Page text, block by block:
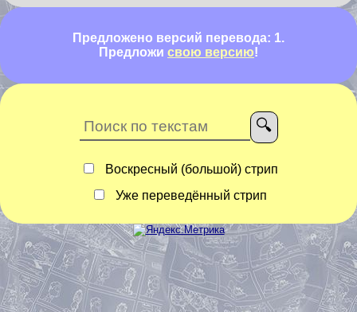
Предложено версий перевода: 1.
Предложи свою версию!
Воскресный (большой) стрип
Уже переведённый стрип